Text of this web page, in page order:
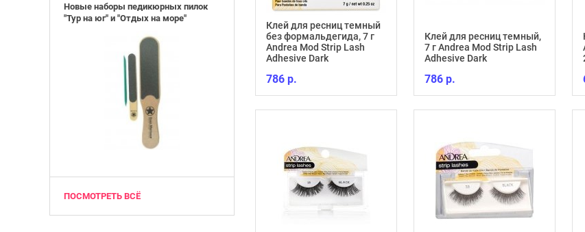
Новые наборы педикюрных пилок
"Тур на юг" и "Отдых на море"
ПОСМОТРЕТЬ ВСЁ
Клей для ресниц темный
без формальдегида, 7 г
Andrea Mod Strip Lash
Adhesive Dark
786 р.
Клей для ресниц темный,
7 г Andrea Mod Strip Lash
Adhesive Dark
786 р.